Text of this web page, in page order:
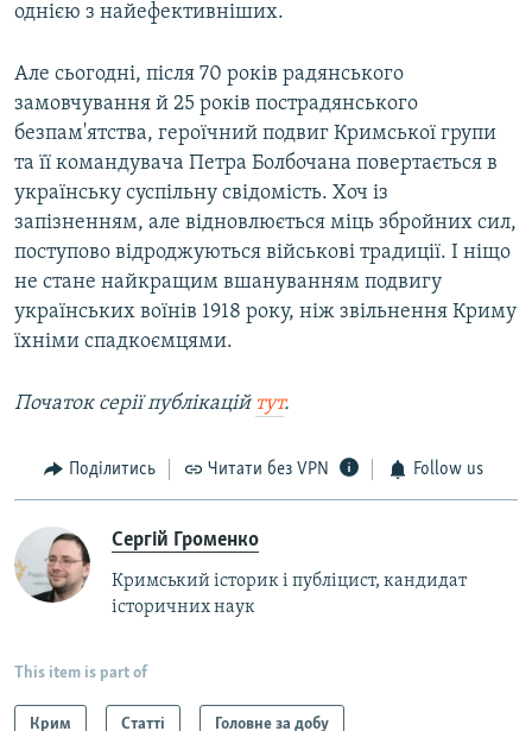
однією з найефективніших.
Але сьогодні, після 70 років радянського
замовчування й 25 років пострадянського
безпам'ятства, героїчний подвиг Кримської групи
та її командувача Петра Болбочана повертається в
українську суспільну свідомість. Хоч із
запізненням, але відновлюється міць збройних сил,
поступово відроджуються військові традиції. І ніщо
не стане найкращим вшануванням подвигу
українських воїнів 1918 року, ніж звільнення Криму
їхніми спадкоємцями.
Початок серії публікацій тут.
Поділитись Читати без VPN Follow us
Сергій Громенко
Кримський історик і публіцист, кандидат
історичних наук
This item is part of
Крим Статті Головне за добу